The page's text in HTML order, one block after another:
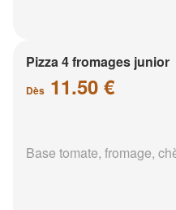
Pizza 4 fromages junior
Dès 11.50 €
Base tomate, fromage,